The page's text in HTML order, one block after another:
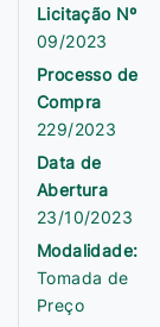
Licitação Nº
09/2023
Processo de
Compra
229/2023
Data de
Abertura
23/10/2023
Modalidade:
Tomada de
Preço